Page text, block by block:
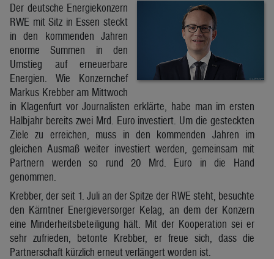
Der deutsche Energiekonzern
RWE mit Sitz in Essen steckt
in den kommenden Jahren
enorme Summen in den
Umstieg auf erneuerbare
Energien. Wie Konzernchef
Markus Krebber am Mittwoch
in Klagenfurt vor Journalisten erklärte, habe man im ersten
Halbjahr bereits zwei Mrd. Euro investiert. Um die gesteckten
Ziele zu erreichen, muss in den kommenden Jahren im
gleichen Ausmaß weiter investiert werden, gemeinsam mit
Partnern werden so rund 20 Mrd. Euro in die Hand
genommen.
Krebber, der seit 1. Juli an der Spitze der RWE steht, besuchte
den Kärntner Energieversorger Kelag, an dem der Konzern
eine Minderheitsbeteiligung hält. Mit der Kooperation sei er
sehr zufrieden, betonte Krebber, er freue sich, dass die
Partnerschaft kürzlich erneut verlängert worden ist.